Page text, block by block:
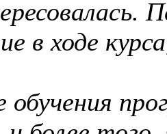
в ходе
обучения